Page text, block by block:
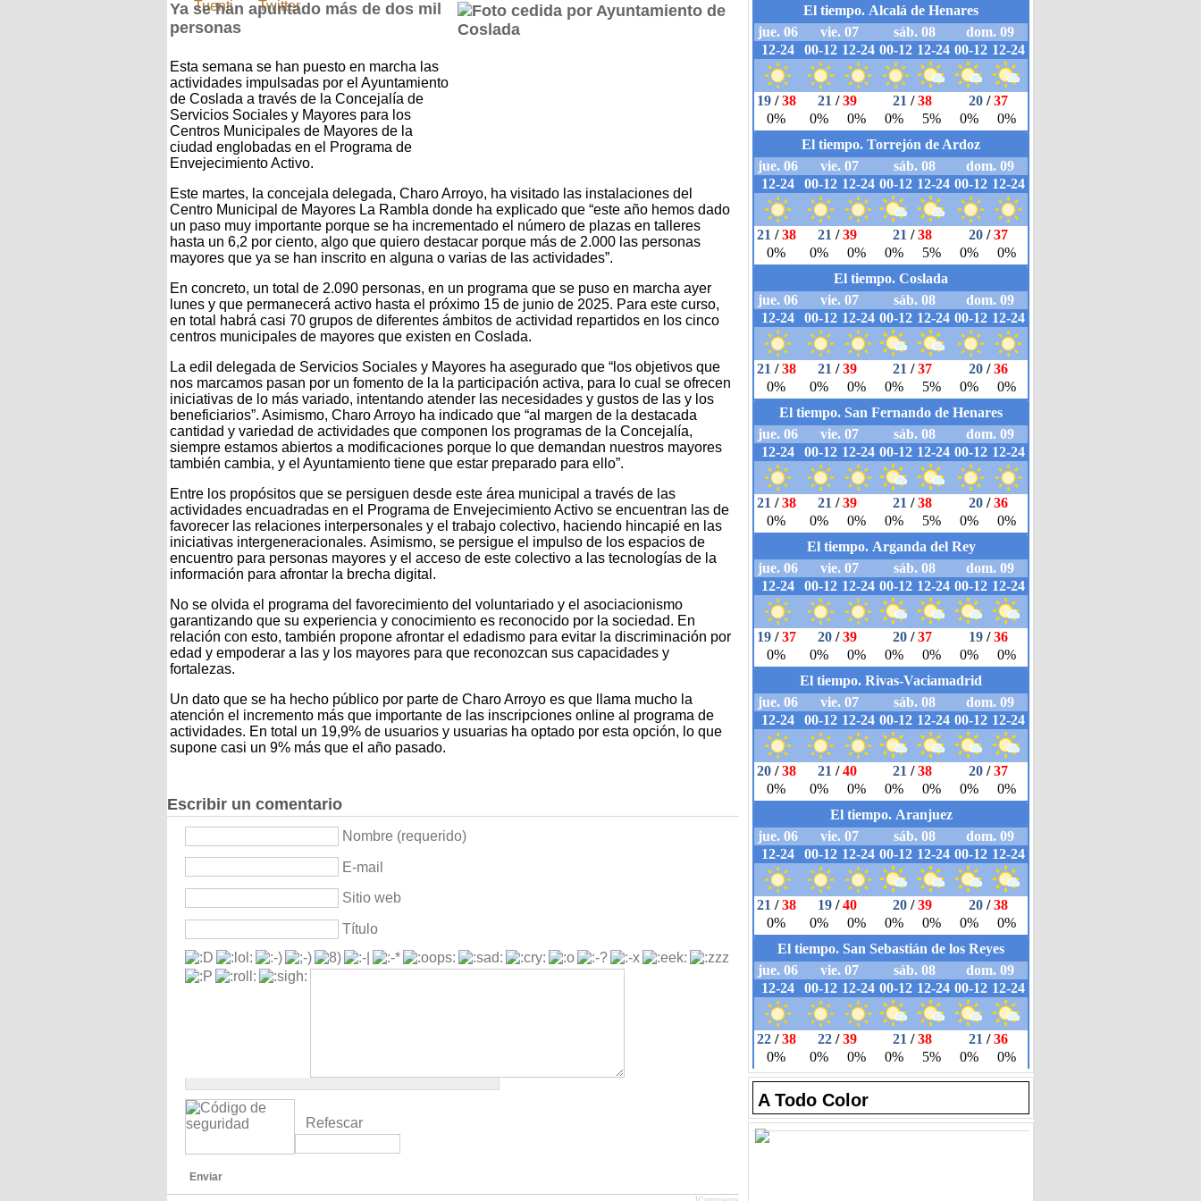
Ya se han apuntado más de dos mil
personas
Esta semana se han puesto en marcha las
actividades impulsadas por el Ayuntamiento
de Coslada a través de la Concejalía de
Servicios Sociales y Mayores para los
Centros Municipales de Mayores de la
ciudad englobadas en el Programa de
Envejecimiento Activo.
Este martes, la concejala delegada, Charo Arroyo, ha visitado las instalaciones del
Centro Municipal de Mayores La Rambla donde ha explicado que “este año hemos dado
un paso muy importante porque se ha incrementado el número de plazas en talleres
hasta un 6,2 por ciento, algo que quiero destacar porque más de 2.000 las personas
mayores que ya se han inscrito en alguna o varias de las actividades”.
En concreto, un total de 2.090 personas, en un programa que se puso en marcha ayer
lunes y que permanecerá activo hasta el próximo 15 de junio de 2025. Para este curso,
en total habrá casi 70 grupos de diferentes ámbitos de actividad repartidos en los cinco
centros municipales de mayores que existen en Coslada.
La edil delegada de Servicios Sociales y Mayores ha asegurado que “los objetivos que
nos marcamos pasan por un fomento de la la participación activa, para lo cual se ofrecen
iniciativas de lo más variado, intentando atender las necesidades y gustos de las y los
beneficiarios”. Asimismo, Charo Arroyo ha indicado que “al margen de la destacada
cantidad y variedad de actividades que componen los programas de la Concejalía,
siempre estamos abiertos a modificaciones porque lo que demandan nuestros mayores
también cambia, y el Ayuntamiento tiene que estar preparado para ello”.
Entre los propósitos que se persiguen desde este área municipal a través de las
actividades encuadradas en el Programa de Envejecimiento Activo se encuentran las de
favorecer las relaciones interpersonales y el trabajo colectivo, haciendo hincapié en las
iniciativas intergeneracionales. Asimismo, se persigue el impulso de los espacios de
encuentro para personas mayores y el acceso de este colectivo a las tecnologías de la
información para afrontar la brecha digital.
No se olvida el programa del favorecimiento del voluntariado y el asociacionismo
garantizando que su experiencia y conocimiento es reconocido por la sociedad. En
relación con esto, también propone afrontar el edadismo para evitar la discriminación por
edad y empoderar a las y los mayores para que reconozcan sus capacidades y
fortalezas.
Un dato que se ha hecho público por parte de Charo Arroyo es que llama mucho la
atención el incremento más que importante de las inscripciones online al programa de
actividades. En total un 19,9% de usuarios y usuarias ha optado por esta opción, lo que
supone casi un 9% más que el año pasado.
Escribir un comentario
Nombre (requerido)
E-mail
Sitio web
Título
Refescar
Enviar
A Todo Color